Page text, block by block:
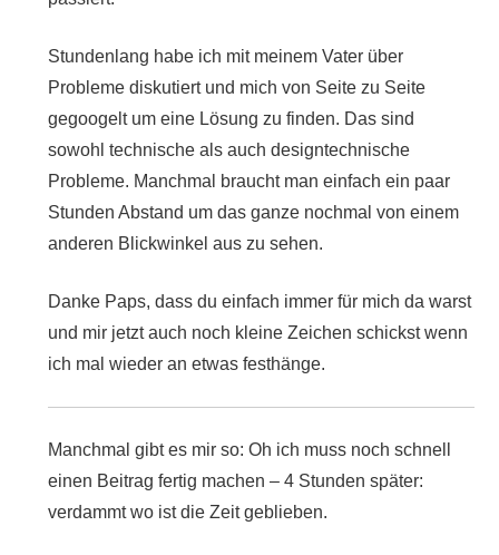
Stundenlang habe ich mit meinem Vater über
Probleme diskutiert und mich von Seite zu Seite
gegoogelt um eine Lösung zu finden. Das sind
sowohl technische als auch designtechnische
Probleme. Manchmal braucht man einfach ein paar
Stunden Abstand um das ganze nochmal von einem
anderen Blickwinkel aus zu sehen.
Danke Paps, dass du einfach immer für mich da warst
und mir jetzt auch noch kleine Zeichen schickst wenn
ich mal wieder an etwas festhänge.
Manchmal gibt es mir so: Oh ich muss noch schnell
einen Beitrag fertig machen – 4 Stunden später:
verdammt wo ist die Zeit geblieben.